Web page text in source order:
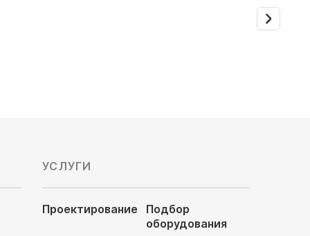
УСЛУГИ
Проектирование
Подбор
оборудования